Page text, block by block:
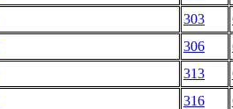
303
306
313
316